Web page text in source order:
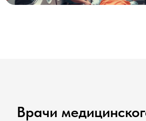
Врачи